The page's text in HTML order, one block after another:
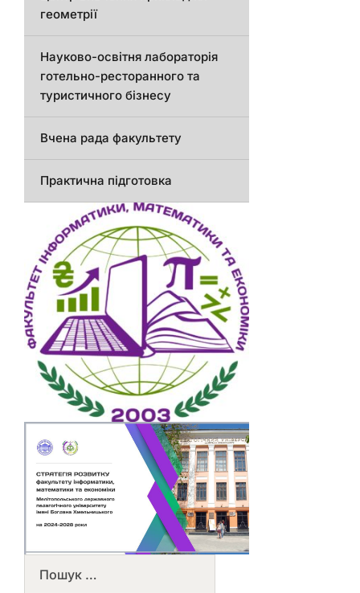
геометрії
Науково-освітня лабораторія
готельно-ресторанного та
туристичного бізнесу
Вчена рада факультету
Практична підготовка